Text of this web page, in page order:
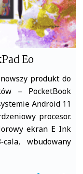
Eo
produkt do
– PocketBook
Android 11
procesor.
ekran E Ink
wbudowany